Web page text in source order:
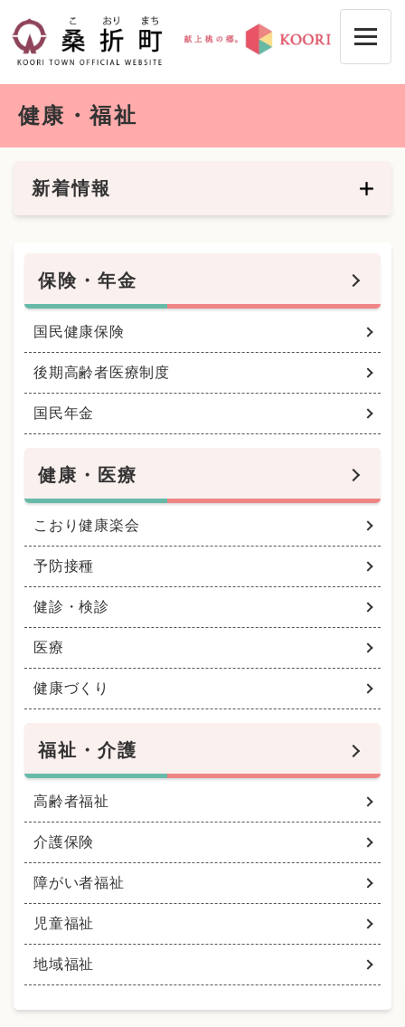
先
健康・福祉
新着情報
保険・年金
国民健康保険
後期高齢者医療制度
国民年金
健康・医療
こおり健康楽会
予防接種
健診・検診
医療
健康づくり
福祉・介護
高齢者福祉
介護保険
障がい者福祉
児童福祉
地域福祉